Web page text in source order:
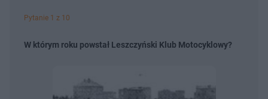
Pytanie 1 z 10
W którym roku powstał Leszczyński Klub Motocyklowy?